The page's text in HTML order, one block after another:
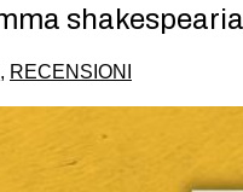
, RECENSIONI